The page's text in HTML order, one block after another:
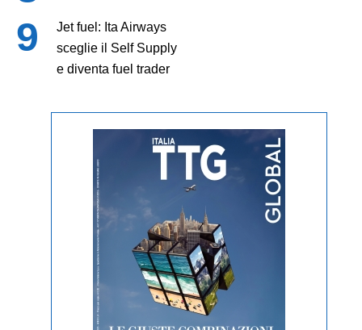
Jet fuel: Ita Airways
sceglie il Self Supply
e diventa fuel trader